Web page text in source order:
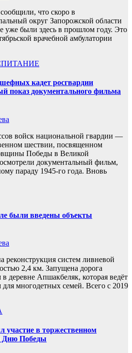
что скоро в
округ Запорожской области
уже были здесь в прошлом году. Это
врачебной амбулатории
кадет росгвардии
показ документального фильма
войск национальной гвардии —
шествии, посвященном
Победы в Великой
документальный фильм,
параду 1945-го года. Вновь
были введены объекты
систем ливневой
2,4 км. Запущена дорога
деревне Апшакбеляк, которая ведёт
многодетных семей. Всего с 2019
в торжественном
Дню Победы